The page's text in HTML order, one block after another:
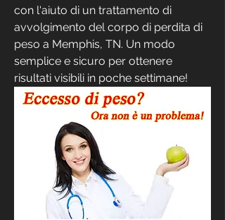
con l'aiuto di un trattamento di
avvolgimento del corpo di perdita di
peso a Memphis, TN. Un modo
semplice e sicuro per ottenere
risultati visibili in poche settimane!